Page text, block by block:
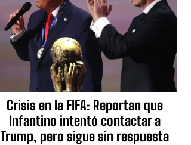
Crisis en la FIFA: Reportan que
Infantino intentó contactar a
Trump, pero sigue sin respuesta